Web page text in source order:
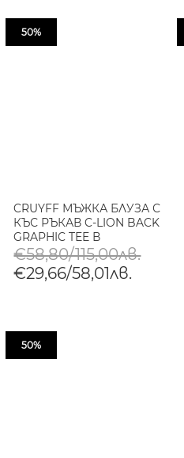
50%
CRUYFF МЪЖКА БЛУЗА С
КЪС РЪКАВ C-LION BACK
GRAPHIC TEE В
КОМБИНАЦИЯ
€58,80/115,00лв.
€29,66/58,01лв.
50%